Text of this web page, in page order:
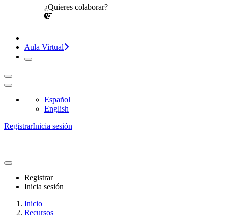
¿Quieres colaborar?
Aula Virtual
Español
English
RegistrarInicia sesión
Registrar
Inicia sesión
Inicio
Recursos